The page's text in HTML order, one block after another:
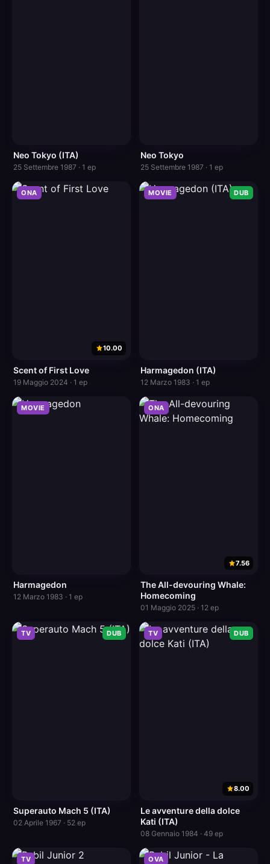
Neo Tokyo (ITA)
25 Settembre 1987 · 1 ep
Neo Tokyo
25 Settembre 1987 · 1 ep
ONA
10.00
Scent of First Love
19 Maggio 2024 · 1 ep
MOVIE DUB
Harmagedon (ITA)
12 Marzo 1983 · 1 ep
MOVIE
Harmagedon
12 Marzo 1983 · 1 ep
ONA
7.56
The All-devouring Whale:
Homecoming
01 Maggio 2025 · 12 ep
TV DUB
Superauto Mach 5 (ITA)
02 Aprile 1967 · 52 ep
TV DUB
8.00
Le avventure della dolce
Kati (ITA)
08 Gennaio 1984 · 49 ep
TV OVA